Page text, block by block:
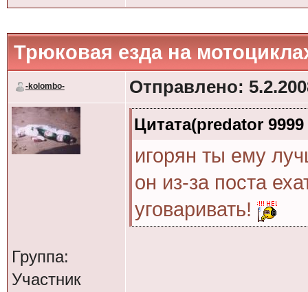
.Если не успел то
Цитата(MasyA305 @
Цитата(predator
Цитата(predator
игорян ты ему
Трюковая езда на
-kolombo- Отправлено:
Группа:
Участник
Цитата(predator
игорян ты ему
он из-за поста
уговаривать!